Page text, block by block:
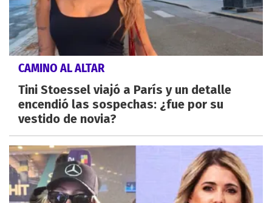
CAMINO AL ALTAR
Tini Stoessel viajó a París y un detalle
encendió las sospechas: ¿fue por su
vestido de novia?